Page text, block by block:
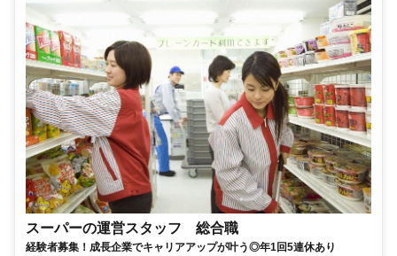
スーパーの運営スタッフ 総合職
経験者募集！成長企業でキャリアアップが叶う◎年1回5連休あり